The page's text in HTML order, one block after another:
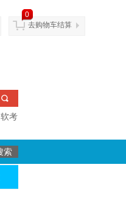
0
去购物车结算
软考